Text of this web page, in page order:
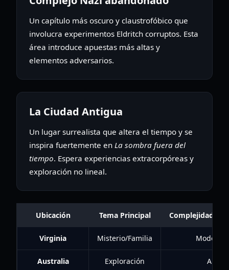
Un capítulo más oscuro y claustrofóbico que
involucra experimentos Eldritch corruptos. Esta
área introduce apuestas más altas y
elementos adversarios.
La Ciudad Antigua
Un lugar surrealista que altera el tiempo y se
inspira fuertemente en La sombra fuera del
tiempo. Espera experiencias extracorpóreas y
exploración no lineal.
Ubicación Tema Principal Complejidad de
Virginia Misterio/Familia
Australia Exploración Alta